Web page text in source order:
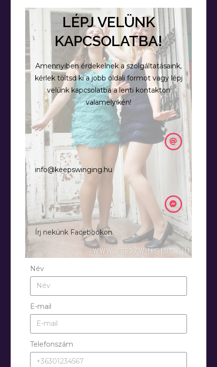
LÉPJ VELÜNK
KAPCSOLATBA!
Amennyiben érdekelnek a szolgáltatásaink,
kérlek töltsd ki a jobb oldali formot vagy lépj
velünk kapcsolatba a lenti kontakton
valamelyikén!
info@keepswinging.hu
Írj nekünk Facebookon.
Név
E-mail
Telefonszám